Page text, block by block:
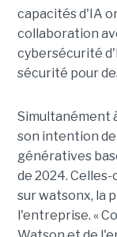
capacités d'IA
collaboration
cybersécurité
sécurité pour
Simultanément
son intention
génératives
de 2024.
sur watsonx, la
l'entreprise. «